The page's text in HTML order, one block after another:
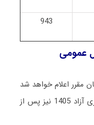
943
عمومی
مقرر اعلام خواهد شد
و زمان اعلام نتایج انتخاب رشته دکتری آزاد 1405 نیز پس از